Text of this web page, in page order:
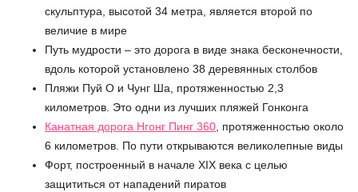
скульптура, высотой 34 метра, является второй по
величие в мире
Путь мудрости – это дорога в виде знака бесконечности,
вдоль которой установлено 38 деревянных столбов
Пляжи Пуй О и Чунг Ша, протяженностью 2,3
километров. Это одни из лучших пляжей Гонконга
Канатная дорога Нгонг Пинг 360, протяженностью около
6 километров. По пути открываются великолепные виды
Форт, построенный в начале XIX века с целью
защититься от нападений пиратов